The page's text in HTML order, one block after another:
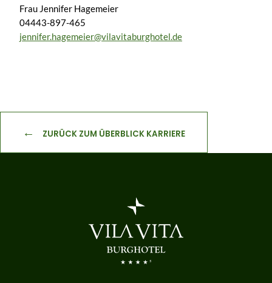
Frau Jennifer Hagemeier
04443-897-465
jennifer.hagemeier@vilavitaburghotel.de
ZURÜCK ZUM ÜBERBLICK KARRIERE